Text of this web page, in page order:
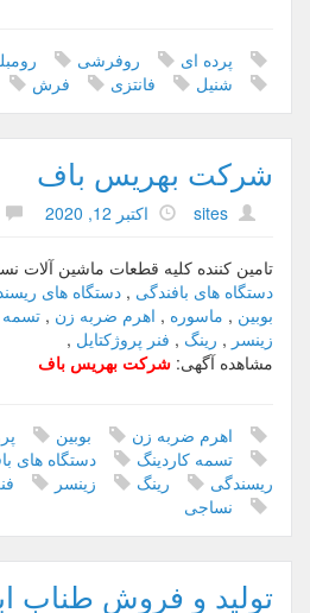
پرده ای روفرشی
شنیل
فانتزی فرش
شرکت بهریس باف
اکتبر 12, 2020 sites
تامین کننده کلیه قطعات ماشین آلات
دستگاه های بافندگی , دستگاه های
بوبین , ماسوره , اهرم ضربه زن , تسمه
زینسر , رینگ , فنر پروژکتایل ,
مشاهده آگهی: شرکت بهریس باف
اهرم ضربه زن بوبین
تسمه کاردینگ
دستگاه های
ریسندگی
رینگ زینسر
نساجی
تولید و فروش طناب